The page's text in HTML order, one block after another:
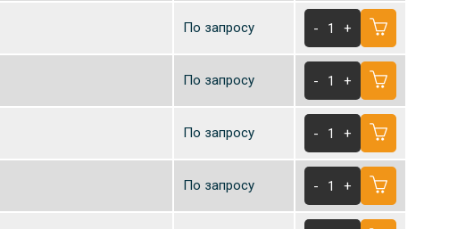
По запросу - 1 +
По запросу - 1 +
По запросу - 1 +
По запросу - 1 +